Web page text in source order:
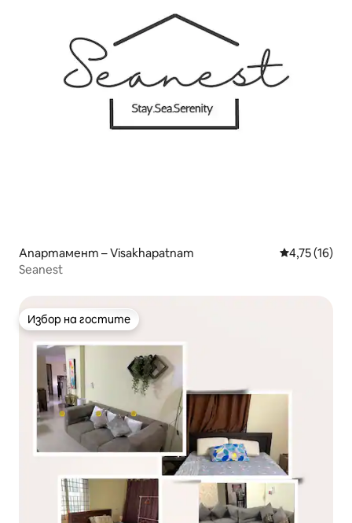
Апартамент – Visakhapatnam Средна
4,75 (16)
Seanest
Избор на гостите
Избор на гостите